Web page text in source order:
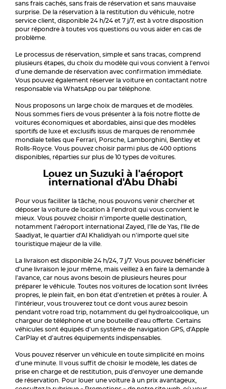
sans frais cachés, sans frais de réservation et sans mauvaise
surprise. De la réservation à la restitution du véhicule, notre
service client, disponible 24 h/24 et 7 j/7, est à votre disposition
pour répondre à toutes vos questions ou vous aider en cas de
problème.
Le processus de réservation, simple et sans tracas, comprend
plusieurs étapes, du choix du modèle qui vous convient à l'envoi
d'une demande de réservation avec confirmation immédiate.
Vous pouvez également réserver la voiture en contactant notre
responsable via WhatsApp ou par téléphone.
Nous proposons un large choix de marques et de modèles.
Nous sommes fiers de vous présenter à la fois notre flotte de
voitures économiques et abordables, ainsi que des modèles
sportifs de luxe et exclusifs issus de marques de renommée
mondiale telles que Ferrari, Porsche, Lamborghini, Bentley et
Rolls-Royce. Vous pouvez choisir parmi plus de 400 options
disponibles, réparties sur plus de 10 types de voitures.
Louez un Suzuki à l'aéroport
international d'Abu Dhabi
Pour vous faciliter la tâche, nous pouvons venir chercher et
déposer la voiture de location à l'endroit qui vous convient le
mieux. Vous pouvez choisir n'importe quelle destination,
notamment l'aéroport international Zayed, l'île de Yas, l'île de
Saadiyat, le quartier d'Al Khalidiyah ou n'importe quel site
touristique majeur de la ville.
La livraison est disponible 24 h/24, 7 j/7. Vous pouvez bénéficier
d'une livraison le jour même, mais veillez à en faire la demande à
l'avance, car nous avons besoin de plusieurs heures pour
préparer le véhicule. Toutes nos voitures de location sont livrées
propres, le plein fait, en bon état d'entretien et prêtes à rouler. À
l'intérieur, vous trouverez tout ce dont vous aurez besoin
pendant votre road trip, notamment du gel hydroalcoolique, un
chargeur de téléphone et une bouteille d'eau offerte. Certains
véhicules sont équipés d'un système de navigation GPS, d'Apple
CarPlay et d'autres équipements indispensables.
Vous pouvez réserver un véhicule en toute simplicité en moins
d'une minute. Il vous suffit de choisir le modèle, les dates de
prise en charge et de restitution, puis d'envoyer une demande
de réservation. Pour louer une voiture à un prix avantageux,